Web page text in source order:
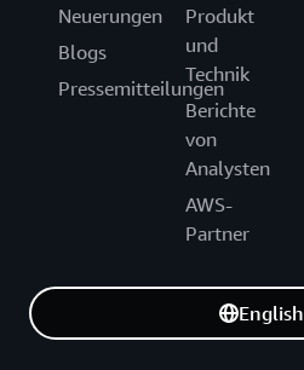
Neuerungen
Blogs
Pressemitteilungen
Produkt
und
Technik
Berichte
von
Analysten
AWS-
Partner
English